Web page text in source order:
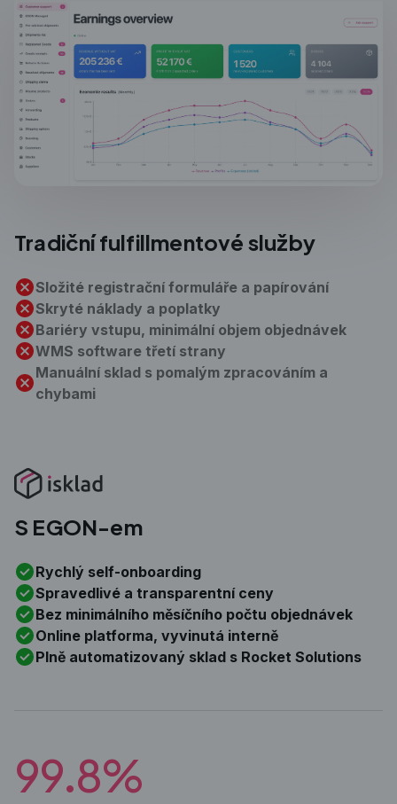
Tradičnífulfillmentové služby
Složité registrační formuláře a papírování
Skryté náklady a poplatky
Bariéry vstupu, minimální objem objednávek
WMS software třetí strany
Manuální sklad s pomalým zpracováním a
chybami
S EGON-em
Rychlý self-onboarding
Spravedlivé a transparentní ceny
Bez minimálního měsíčního počtu objednávek
Online platforma, vyvinutá interně
Plně automatizovaný sklad s Rocket Solutions
99.8%